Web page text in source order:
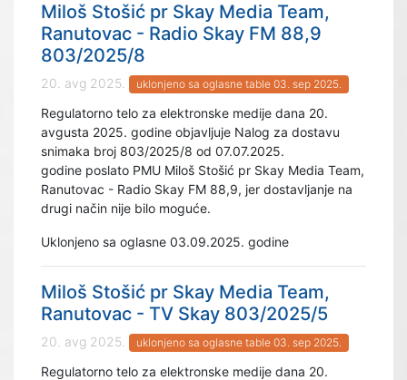
Miloš Stošić pr Skay Media Team,
Ranutovac - Radio Skay FM 88,9
803/2025/8
20. avg 2025. uklonjeno sa oglasne table 03. sep 2025.
Regulatorno telo za elektronske medije dana 20.
avgusta 2025. godine objavljuje Nalog za dostavu
snimaka broj 803/2025/8 od 07.07.2025.
godine poslato PMU Miloš Stošić pr Skay Media Team,
Ranutovac - Radio Skay FM 88,9, jer dostavljanje na
drugi način nije bilo moguće.
Uklonjeno sa oglasne 03.09.2025. godine
Miloš Stošić pr Skay Media Team,
Ranutovac - TV Skay 803/2025/5
20. avg 2025. uklonjeno sa oglasne table 03. sep 2025.
Regulatorno telo za elektronske medije dana 20.